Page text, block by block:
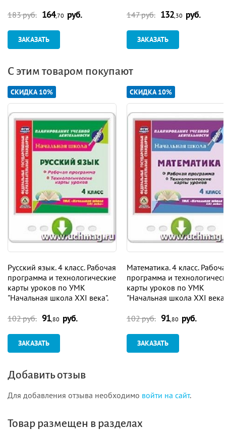
183 руб. 164,70 руб.
ЗАКАЗАТЬ
147 руб. 132,30 руб.
ЗАКАЗАТЬ
С этим товаром покупают
СКИДКА 10%
Русский язык. 4 класс. Рабочая
программа и технологические
карты уроков по УМК
"Начальная школа XXI века".
через Интернет
102 руб. 91 ,80 руб.
ЗАКАЗАТЬ
СКИДКА 10%
Математика. 4 класс.
программа и
карты уроков по УМК
"Начальная школа XXI
через Интернет
102 руб. 91 ,80 руб.
ЗАКАЗАТЬ
Добавить отзыв
Для добавления отзыва необходимо войти на сайт.
Товар размещен в разделах